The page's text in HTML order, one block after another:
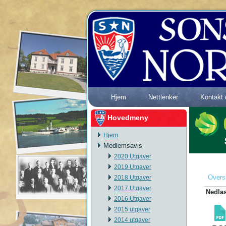
Hjem Nettlenker Kontakt
Hovedmeny
Hjem
Medlemsavis
2020 Utgaver
2019 Utgaver
2018 Utgaver
2017 Utgaver
2016 Utgaver
2015 utgaver
2014 utgaver